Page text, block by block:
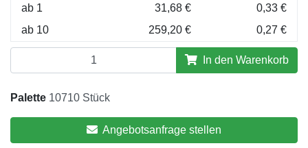
ab 1 31,68 €
0,33 €
ab 10
259,20 € 0,27 €
In den Warenkorb
Palette 10710 Stück
Angebotsanfrage stellen